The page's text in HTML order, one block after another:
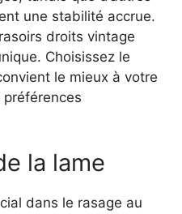
une stabilité accrue.
droits vintage
Choisissez le
le mieux à votre
la lame
dans le rasage au